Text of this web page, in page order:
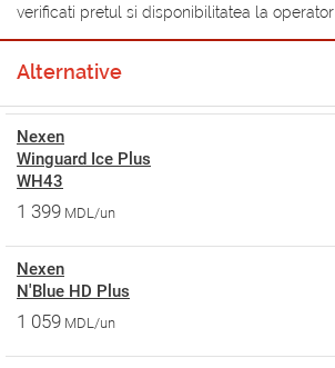
verificati pretul si disponibilitatea la operator
Alternative
Nexen
Winguard Ice Plus
WH43
1 399 MDL/un
Nexen
N'Blue HD Plus
1 059 MDL/un